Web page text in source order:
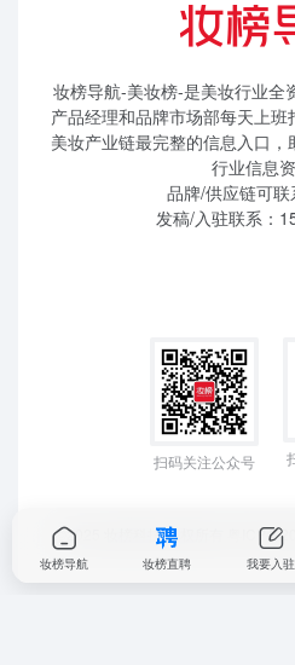
妆榜导航-美妆榜-是美妆行业全
产品经理和品牌市场部每天上
美妆产业链最完整的信息入口
行业信息资
品牌/供应链可
发稿/入驻联系：
扫码关注公众号
©2025 妆榜科技 版权所有 粤ICP备
妆榜导航 妆榜直聘 我要入驻